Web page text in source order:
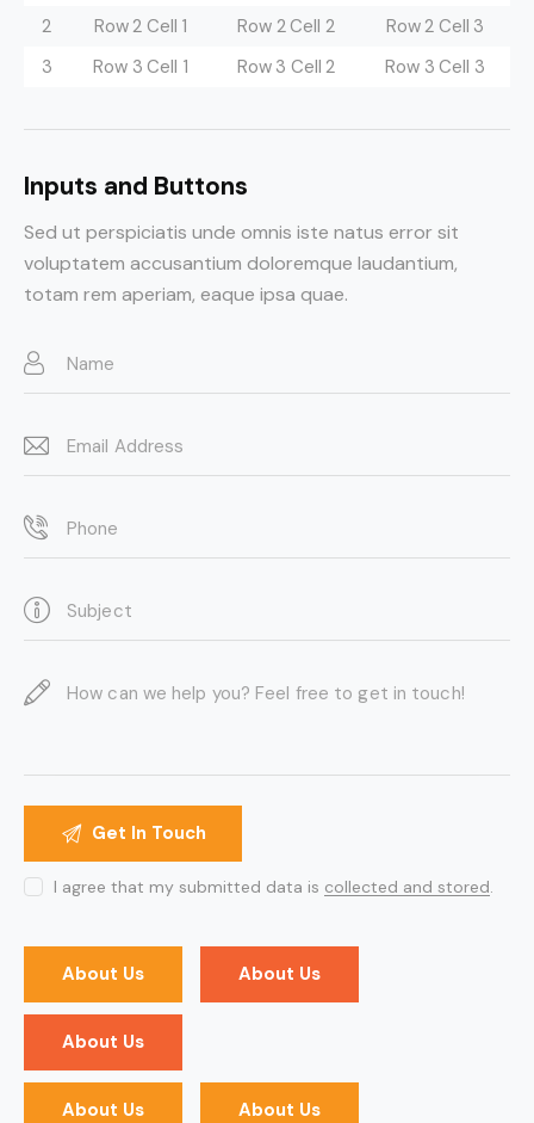
2
Row 2 Cell 1 Row 2 Cell 2
Row 2 Cell 3
3
Row 3 Cell 1 Row 3 Cell 2 Row 3 Cell 3
Inputs and Buttons
Sed ut perspiciatis unde omnis iste natus error sit
voluptatem accusantium doloremque laudantium,
totam rem aperiam, eaque ipsa quae.
I agree that my submitted data is collected and stored.
About Us About Us
About Us
About Us About Us